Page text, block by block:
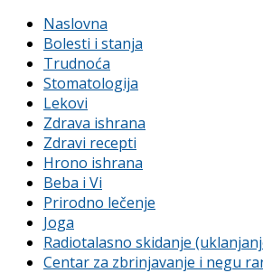
Naslovna
Bolesti i stanja
Trudnoća
Stomatologija
Lekovi
Zdrava ishrana
Zdravi recepti
Hrono ishrana
Beba i Vi
Prirodno lečenje
Joga
Radiotalasno skidanje
Centar za zbrinjavanje i negu